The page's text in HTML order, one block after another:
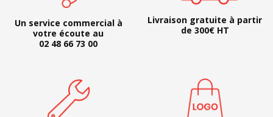
Un service commercial à
votre écoute au
02 48 66 73 00
Livraison gratuite à partir
de 300€ HT